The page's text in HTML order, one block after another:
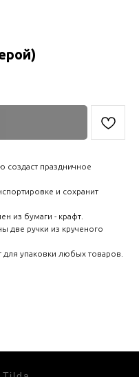
создаст праздничное
и сохранит
из бумаги - крафт.
две ручки из крученого
упаковки любых товаров.